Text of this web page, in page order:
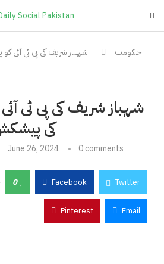
حکومت
شہباز شریف کی پی ٹی آئی کو
شہباز شریف کی پی ٹی
کی
June 26, 2024 0 comments
0 Facebook Twitter
Pinterest Email